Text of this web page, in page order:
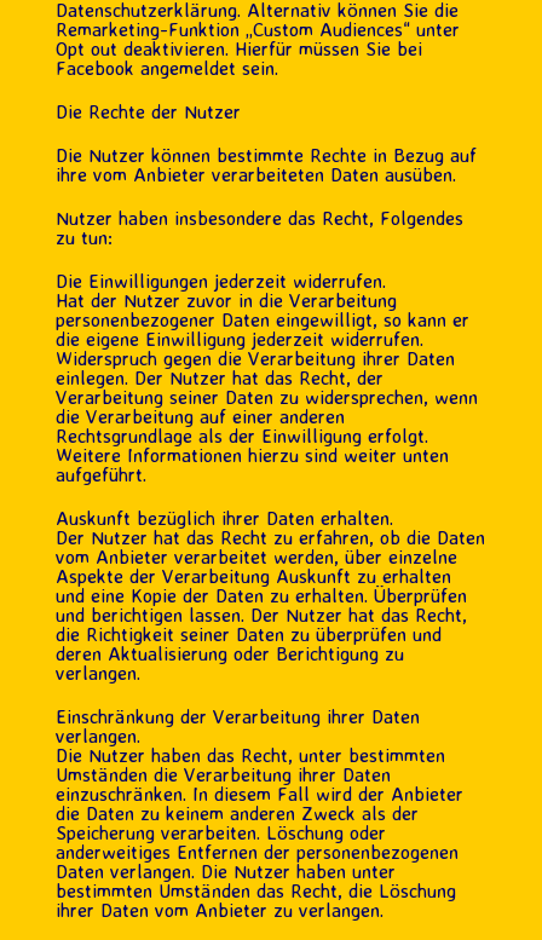
Datenschutzerklärung. Alternativ können Sie die
Remarketing-Funktion „Custom Audiences“ unter
Opt out deaktivieren. Hierfür müssen Sie bei
Facebook angemeldet sein.
Die Rechte der Nutzer
Die Nutzer können bestimmte Rechte in Bezug auf
ihre vom Anbieter verarbeiteten Daten ausüben.
Nutzer haben insbesondere das Recht, Folgendes
zu tun:
Die Einwilligungen jederzeit widerrufen.
Hat der Nutzer zuvor in die Verarbeitung
personenbezogener Daten eingewilligt, so kann er
die eigene Einwilligung jederzeit widerrufen.
Widerspruch gegen die Verarbeitung ihrer Daten
einlegen. Der Nutzer hat das Recht, der
Verarbeitung seiner Daten zu widersprechen, wenn
die Verarbeitung auf einer anderen
Rechtsgrundlage als der Einwilligung erfolgt.
Weitere Informationen hierzu sind weiter unten
aufgeführt.
Auskunft bezüglich ihrer Daten erhalten.
Der Nutzer hat das Recht zu erfahren, ob die Daten
vom Anbieter verarbeitet werden, über einzelne
Aspekte der Verarbeitung Auskunft zu erhalten
und eine Kopie der Daten zu erhalten. Überprüfen
und berichtigen lassen. Der Nutzer hat das Recht,
die Richtigkeit seiner Daten zu überprüfen und
deren Aktualisierung oder Berichtigung zu
verlangen.
Einschränkung der Verarbeitung ihrer Daten
verlangen.
Die Nutzer haben das Recht, unter bestimmten
Umständen die Verarbeitung ihrer Daten
einzuschränken. In diesem Fall wird der Anbieter
die Daten zu keinem anderen Zweck als der
Speicherung verarbeiten. Löschung oder
anderweitiges Entfernen der personenbezogenen
Daten verlangen. Die Nutzer haben unter
bestimmten Umständen das Recht, die Löschung
ihrer Daten vom Anbieter zu verlangen.